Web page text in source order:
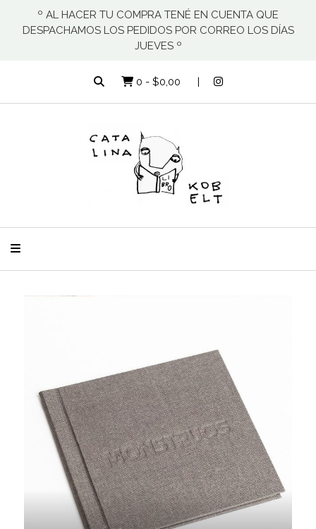
º AL HACER TU COMPRA TENÉ EN CUENTA QUE
DESPACHAMOS LOS PEDIDOS POR CORREO LOS DÍAS
JUEVES º
0 - $0,00